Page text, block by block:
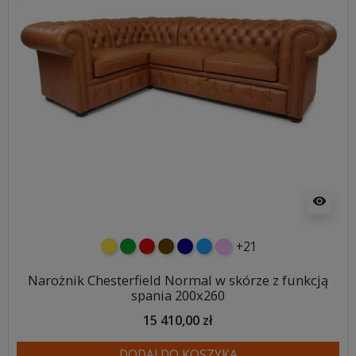
visibility
żółtyzielonyczerwony
czekoladowy
granatowy
niebieski
różowy
+21
Narożnik Chesterfield Normal w skórze z funkcją
spania 200x260
15 410,00 zł